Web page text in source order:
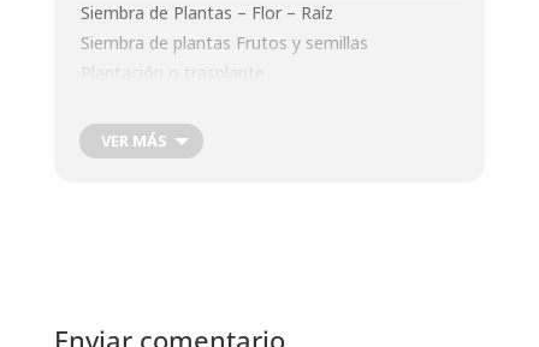
Siembra de Plantas – Flor – Raíz
Siembra de plantas Frutos y semillas
Plantación o trasplante
Cosecha de hojas, flores y frutos
Cosecha Plantas Medicinales
VER MÁS
Enviar comentario